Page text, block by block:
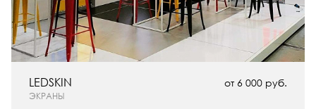
от 6 000 руб.
ЭКРАНЫ
LEDSKIN